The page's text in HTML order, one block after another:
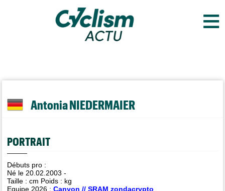
≡
Antonia NIEDERMAIER
PORTRAIT
Débuts pro :
Né le 20.02.2003 -
Taille :cm Poids : kg
Equipe 2026 :Canyon // SRAM zondacrypto